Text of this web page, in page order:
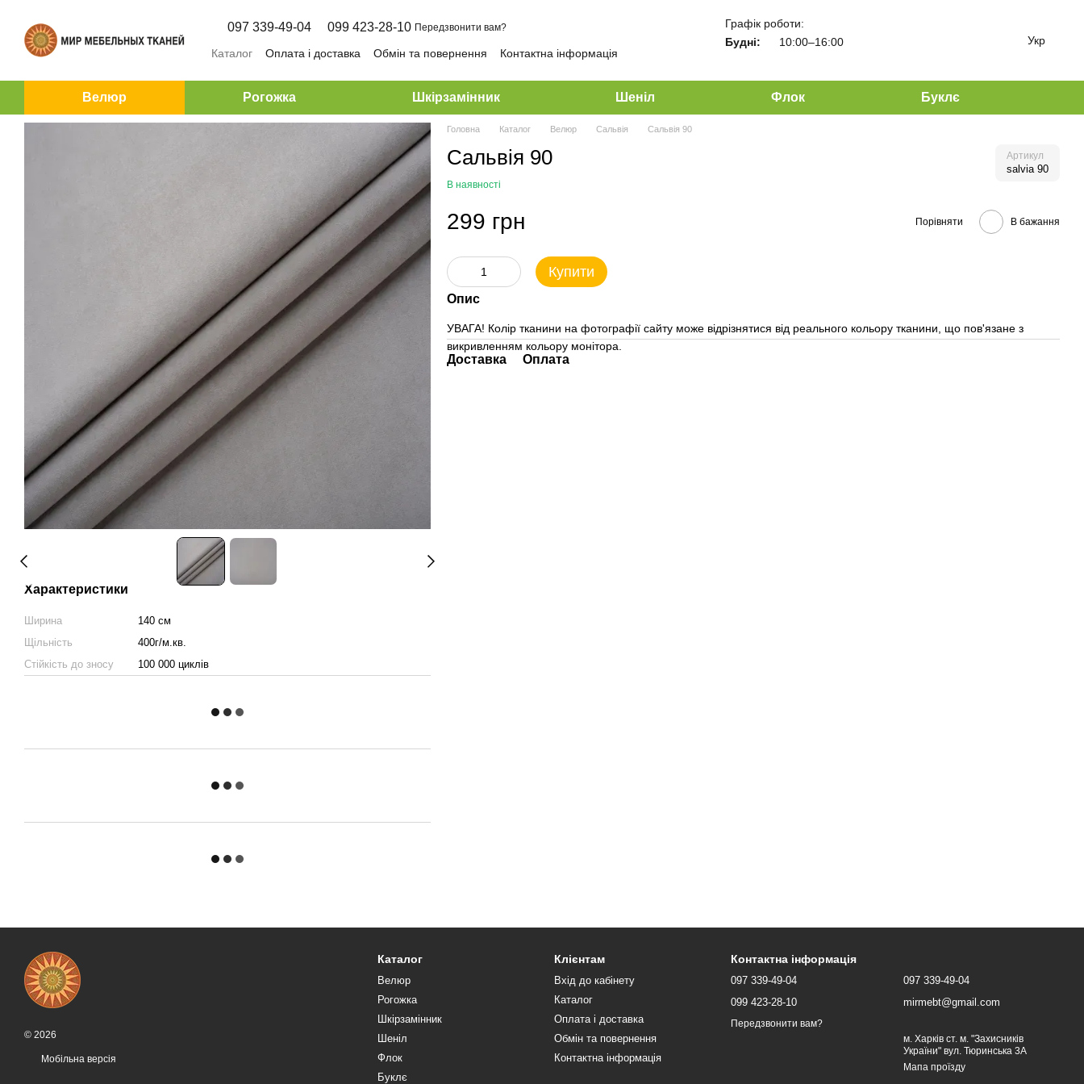
097 339-49-04 099 423-28-10 Передзвонити вам?
Каталог Оплата і доставка Обмін та повернення Контактна інформація
Графік роботи:
Будні:
10:00–16:00 Укр
Велюр Рогожка Шкірзамінник Шеніл Флок Буклє
Характеристики
Ширина
140 см
Щільність
400г/м.кв.
Стійкість до зносу
100 000 циклів
Головна Каталог Велюр Сальвія Сальвія 90
Сальвія 90 Артикул
salvia 90
В наявності
299 грн Порівняти В бажання
Купити
Опис
УВАГА! Колір тканини на фотографії сайту може відрізнятися від реального кольору тканини, що пов'язане з
викривленням кольору монітора.
Доставка Оплата
© 2026
Мобільна версія
Каталог
Велюр
Рогожка
Шкірзамінник
Шеніл
Флок
Буклє
Клієнтам
Вхід до кабінету
Каталог
Оплата і доставка
Обмін та повернення
Контактна інформація
Контактна інформація
097 339-49-04
099 423-28-10
Передзвонити вам?
097 339-49-04
mirmebt@gmail.com
м. Харків ст. м. "Захисників
України" вул. Тюринська 3А
Мапа проїзду